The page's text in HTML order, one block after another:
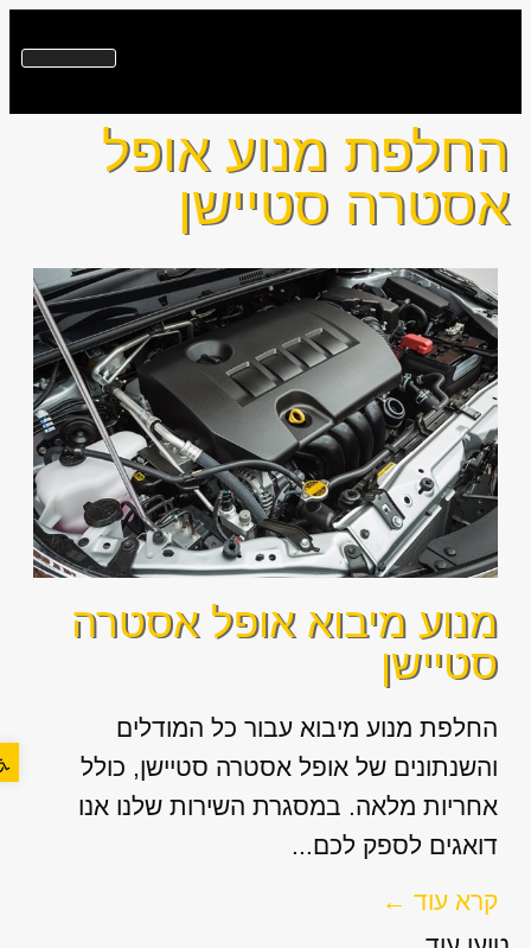
פתח
החלפת מנוע אופל
אסטרה סטיישן
מנוע מיבוא אופל אסטרה
סטיישן
החלפת מנוע מיבוא עבור כל המודלים
והשנתונים של אופל אסטרה סטיישן, כולל
אחריות מלאה. במסגרת השירות שלנו אנו
דואגים לספק לכם...
קרא עוד ←